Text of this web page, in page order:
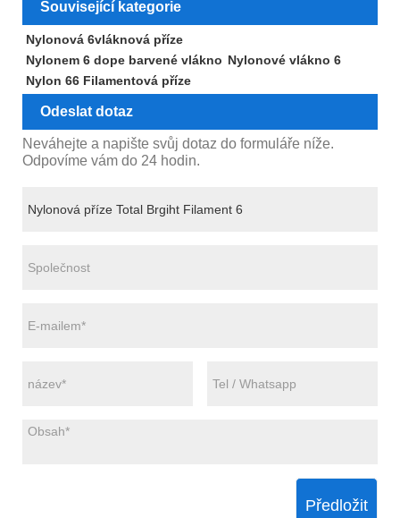
Související kategorie
Nylonová 6vláknová příze
Nylonem 6 dope barvené vlákno Nylonové vlákno 6
Nylon 66 Filamentová příze
Odeslat dotaz
Neváhejte a napište svůj dotaz do formuláře níže.
Odpovíme vám do 24 hodin.
Předložit